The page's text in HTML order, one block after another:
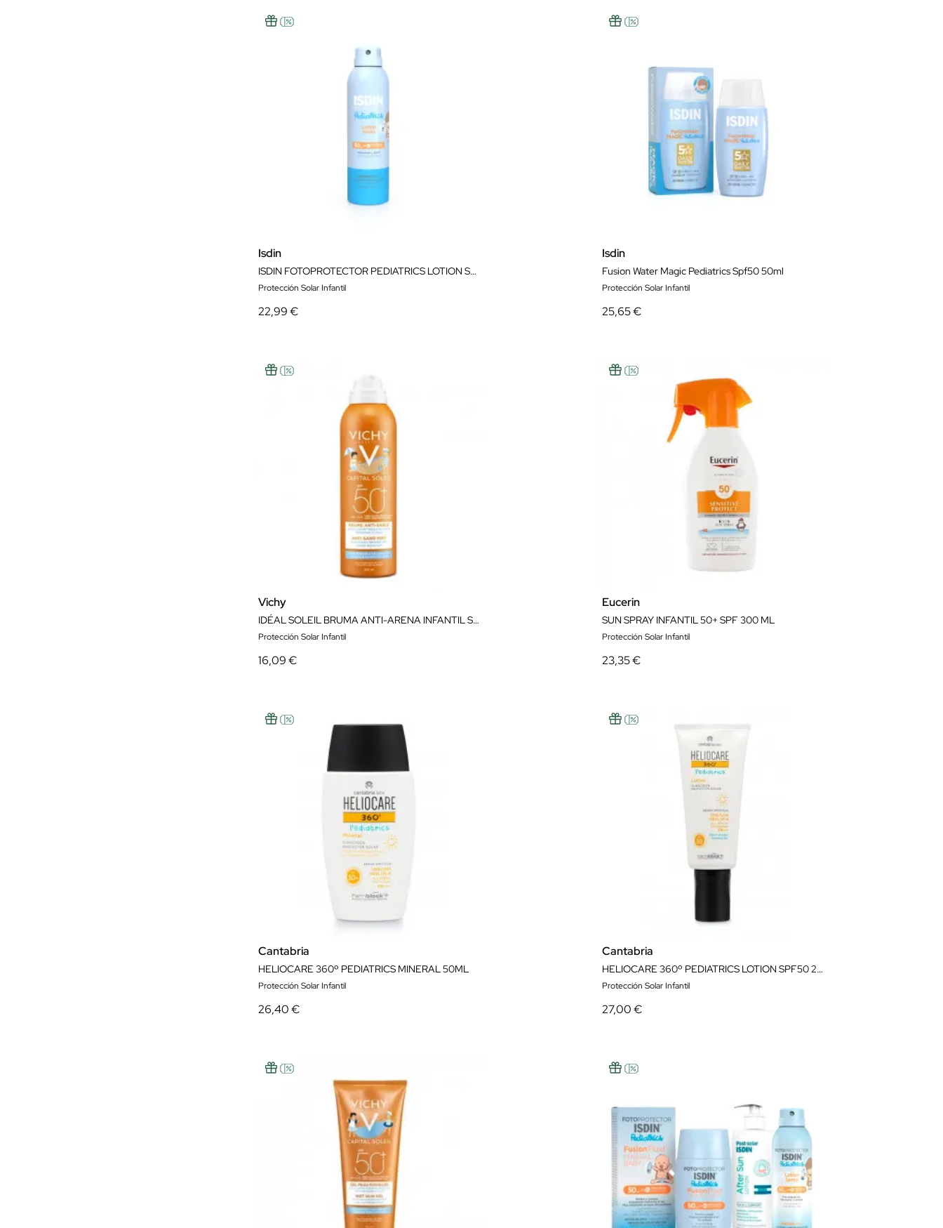
Isdin
ISDIN FOTOPROTECTOR PEDIATRICS LOTION SPRAY 50+ 250ML
Protección Solar Infantil
22,99 €
Isdin
Fusion Water Magic Pediatrics Spf50 50ml
Protección Solar Infantil
25,65 €
Vichy
IDÉAL SOLEIL BRUMA ANTI-ARENA INFANTIL SPF 50+ 200ML
Protección Solar Infantil
16,09 €
Eucerin
SUN SPRAY INFANTIL 50+ SPF 300 ML
Protección Solar Infantil
23,35 €
Cantabria
HELIOCARE 360º PEDIATRICS MINERAL 50ML
Protección Solar Infantil
26,40 €
Cantabria
HELIOCARE 360º PEDIATRICS LOTION SPF50 200ML
Protección Solar Infantil
27,00 €